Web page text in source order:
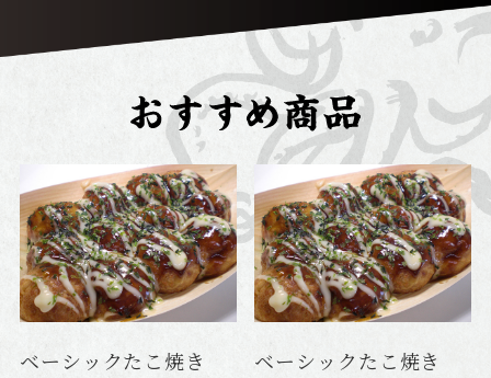
ベーシックたこ焼き
ベーシックたこ焼き